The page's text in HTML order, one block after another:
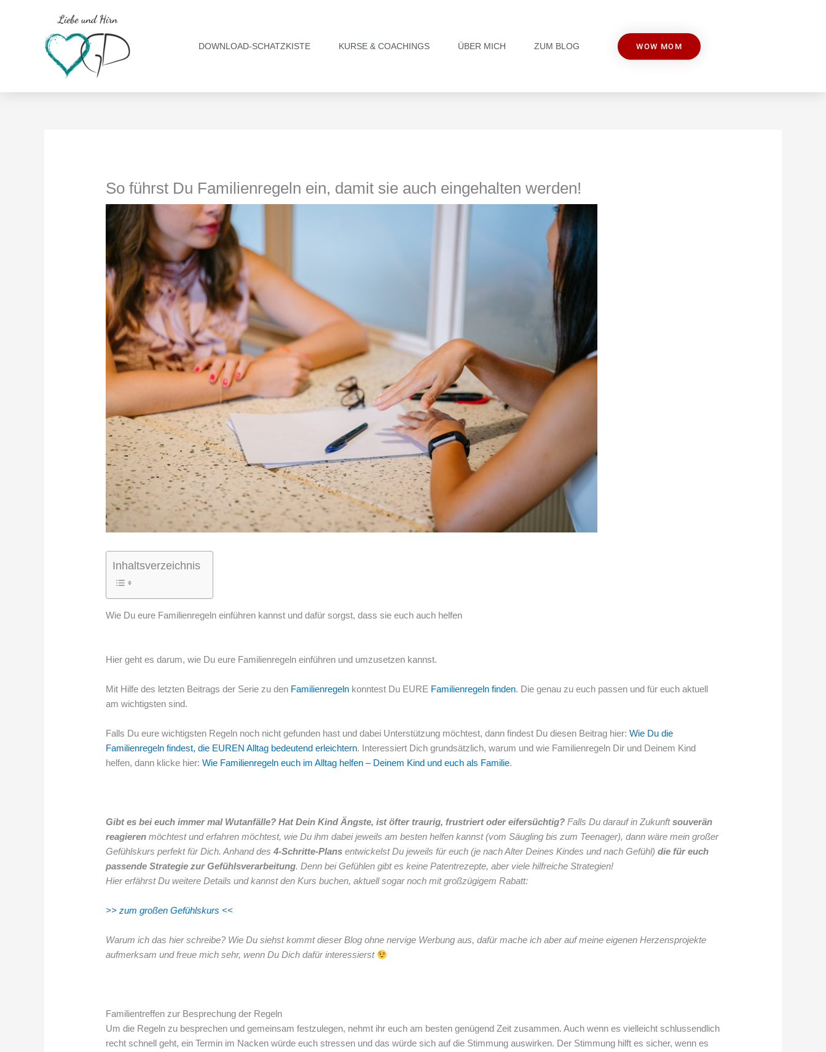
DOWNLOAD-SCHATZKISTE KURSE & COACHINGS ÜBER MICH ZUM BLOG WOW MOM
So führst Du Familienregeln ein, damit sie auch eingehalten werden!
Inhaltsverzeichnis
Wie Du eure Familienregeln einführen kannst und dafür sorgst, dass sie euch auch helfen
Hier geht es darum, wie Du eure Familienregeln einführen und umzusetzen kannst.
Mit Hilfe des letzten Beitrags der Serie zu den Familienregeln konntest Du EURE Familienregeln finden. Die genau zu euch passen und für euch aktuell
am wichtigsten sind.
Falls Du eure wichtigsten Regeln noch nicht gefunden hast und dabei Unterstützung möchtest, dann findest Du diesen Beitrag hier:Wie Du die
Familienregeln findest, die EUREN Alltag bedeutend erleichtern. Interessiert Dich grundsätzlich, warum und wie Familienregeln Dir und Deinem Kind
helfen, dann klicke hier:Wie Familienregeln euch im Alltag helfen – Deinem Kind und euch als Familie.
Gibt es bei euch immer mal Wutanfälle? Hat Dein Kind Ängste, ist öfter traurig, frustriert oder eifersüchtig? Falls Du darauf in Zukunftsouverän
reagieren möchtest und erfahren möchtest, wie Du ihm dabei jeweils am besten helfen kannst (vom Säugling bis zum Teenager), dann wäre mein großer
Gefühlskurs perfekt für Dich. Anhand des4-Schritte-Plans entwickelst Du jeweils für euch (je nach Alter Deines Kindes und nach Gefühl)die für euch
passende Strategie zur Gefühlsverarbeitung. Denn bei Gefühlen gibt es keine Patentrezepte, aber viele hilfreiche Strategien!
Hier erfährst Du weitere Details und kannst den Kurs buchen, aktuell sogar noch mit großzügigem Rabatt:
>> zum großen Gefühlskurs <<
Warum ich das hier schreibe? Wie Du siehst kommt dieser Blog ohne nervige Werbung aus, dafür mache ich aber auf meine eigenen Herzensprojekte
aufmerksam und freue mich sehr, wenn Du Dich dafür interessierst
Familientreffen zur Besprechung der Regeln
Um die Regeln zu besprechen und gemeinsam festzulegen, nehmt ihr euch am besten genügend Zeit zusammen. Auch wenn es vielleicht schlussendlich
recht schnell geht, ein Termin im Nacken würde euch stressen und das würde sich auf die Stimmung auswirken. Der Stimmung hilft es sicher, wenn es